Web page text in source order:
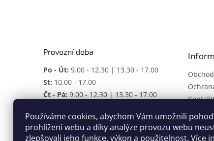
Používáme cookies, abychom Vám umožnili
prohlížení webu a díky analýze provozu webu
zlepšovali jeho funkce, výkon a použitelnost. Více
Provozní doba
Po - Út: 9.00 - 12.30 | 13.30 - 17.00
St: 10.00 - 17.00
Čt - Pá:9.00 - 12.30 | 13.30 - 17.00
Mimo pracovní dobu dle domluvy.